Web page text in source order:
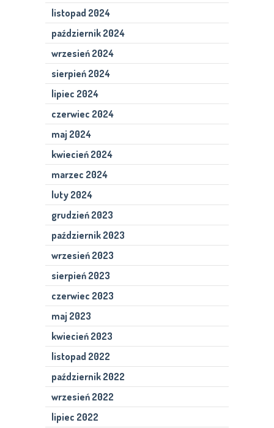
listopad 2024
październik 2024
wrzesień 2024
sierpień 2024
lipiec 2024
czerwiec 2024
maj 2024
kwiecień 2024
marzec 2024
luty 2024
grudzień 2023
październik 2023
wrzesień 2023
sierpień 2023
czerwiec 2023
maj 2023
kwiecień 2023
listopad 2022
październik 2022
wrzesień 2022
lipiec 2022